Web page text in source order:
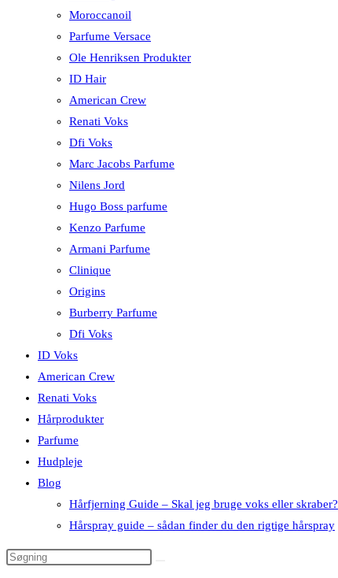
Moroccanoil
Parfume Versace
Ole Henriksen Produkter
ID Hair
American Crew
Renati Voks
Dfi Voks
Marc Jacobs Parfume
Nilens Jord
Hugo Boss parfume
Kenzo Parfume
Armani Parfume
Clinique
Origins
Burberry Parfume
Dfi Voks
ID Voks
American Crew
Renati Voks
Hårprodukter
Parfume
Hudpleje
Blog
Hårfjerning Guide – Skal jeg bruge voks eller skraber?
Hårspray guide – sådan finder du den rigtige hårspray